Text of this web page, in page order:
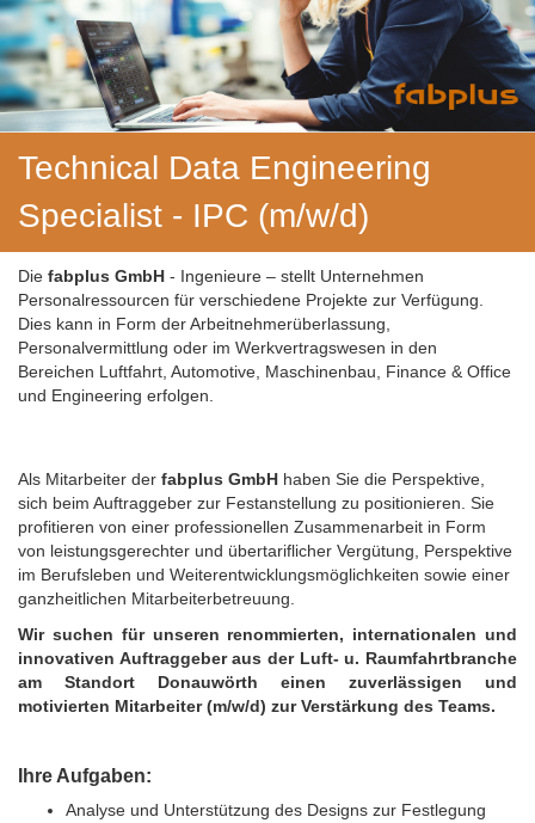
Technical Data Engineering
Specialist - IPC (m/w/d)
Die fabplus GmbH - Ingenieure – stellt Unternehmen
Personalressourcen für verschiedene Projekte zur Verfügung.
Dies kann in Form der Arbeitnehmerüberlassung,
Personalvermittlung oder im Werkvertragswesen in den
Bereichen Luftfahrt, Automotive, Maschinenbau, Finance & Office
und Engineering erfolgen.
Als Mitarbeiter der fabplus GmbH haben Sie die Perspektive,
sich beim Auftraggeber zur Festanstellung zu positionieren. Sie
profitieren von einer professionellen Zusammenarbeit in Form
von leistungsgerechter und übertariflicher Vergütung, Perspektive
im Berufsleben und Weiterentwicklungsmöglichkeiten sowie einer
ganzheitlichen Mitarbeiterbetreuung.
Wir suchen für unseren renommierten, internationalen und
innovativen Auftraggeber aus der Luft- u. Raumfahrtbranche
am Standort Donauwörth einen zuverlässigen und
motivierten Mitarbeiter (m/w/d) zur Verstärkung des Teams.
Ihre Aufgaben:
Analyse und Unterstützung des Designs zur Festlegung